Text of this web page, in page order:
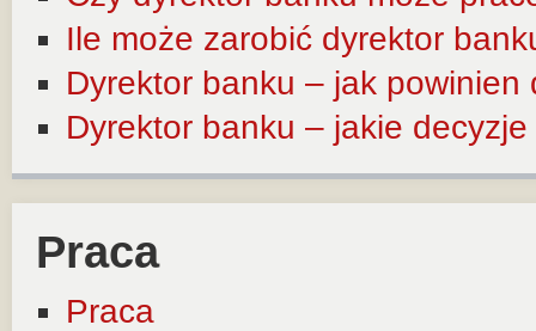
Ile może zarobić dyrektor
Dyrektor banku – jak
Dyrektor banku – jakie
Praca
Praca